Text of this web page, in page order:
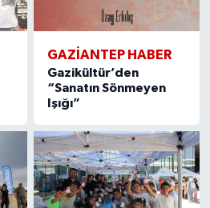
GAZIANTEP HABER
Gazikültür’den
“Sanatın Sönmeyen
Işığı”